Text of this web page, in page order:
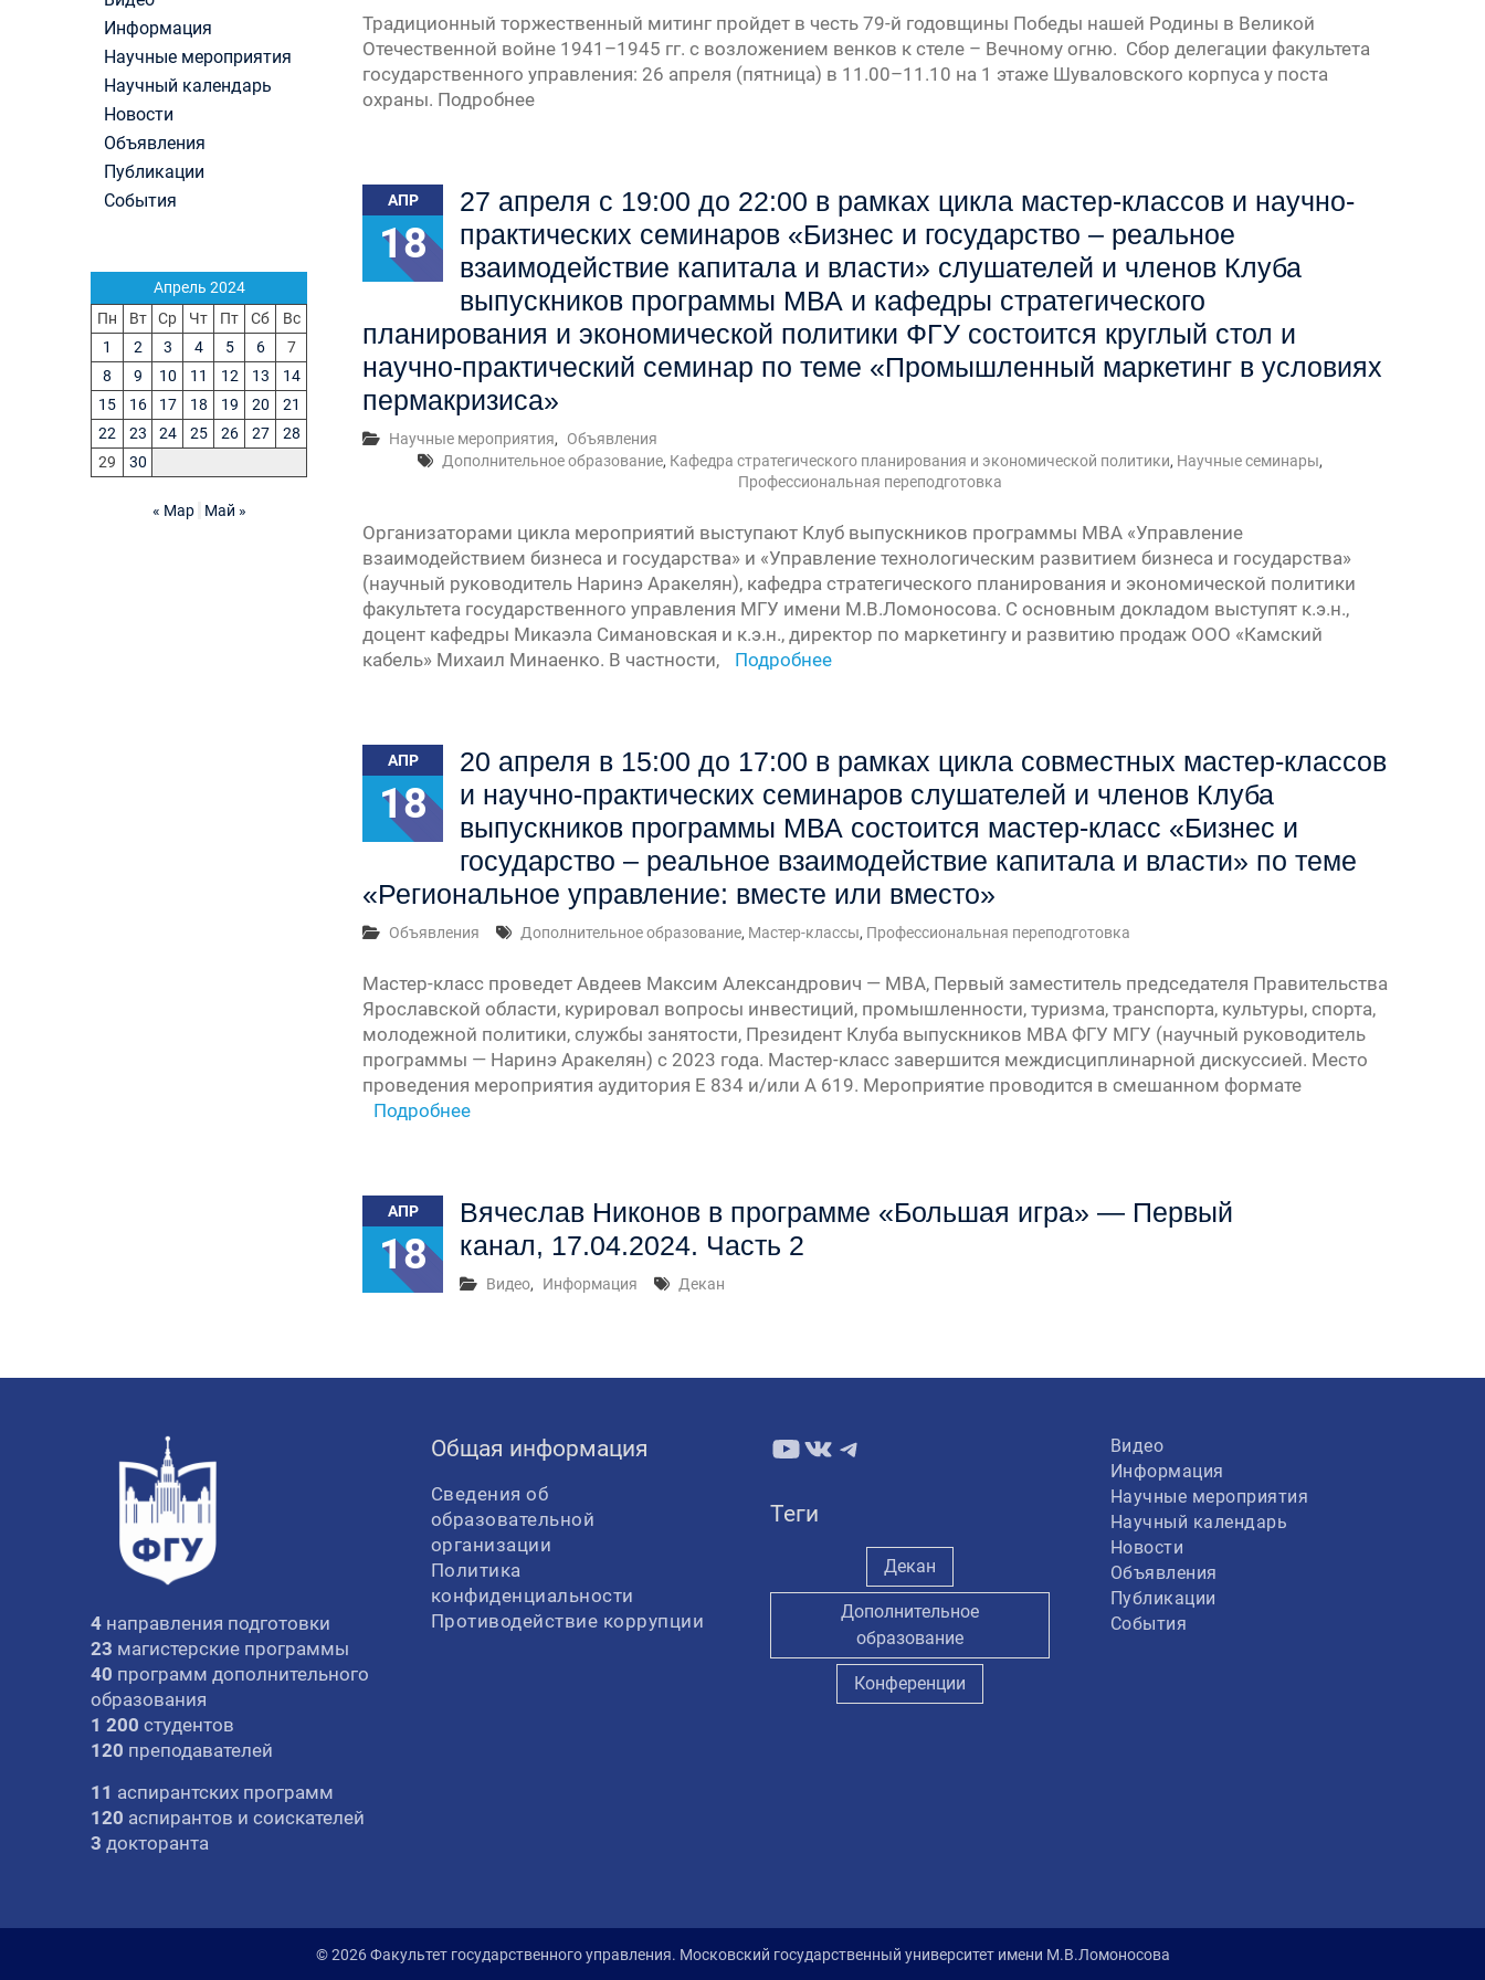
Первый канал, 27.07.2026. Часть 1-2
Конкурсные списки лиц, прошедших
вступительные испытания в МГУ имени
М.В.Ломоносова в 2026 году по каждому конкурсу
(ранжированные списки поступающих)
Первый канал, 24.07.2026. Часть 1-2
Вниманию абитуриентов бакалавриата! Открыта
онлайн-запись на заключение договора на
Вячеслав Никонов в программе «Большая игра»
— Первый канал, 05.08.2026. Часть 1-3
Традиционный торжественный митинг пройдет в честь 79-й годовщины Победы нашей Родины в Великой
Отечественной войне 1941–1945 гг. с возложением венков к стеле – Вечному огню. Сбор делегации факультета
государственного управления: 26 апреля (пятница) в 11.00–11.10 на 1 этаже Шуваловского корпуса у поста
охраны. Подробнее
АПР
18
27 апреля с 19:00 до 22:00 в рамках цикла мастер-классов и научно-
практических семинаров «Бизнес и государство – реальное
взаимодействие капитала и власти» слушателей и членов Клуба
выпускников программы МВА и кафедры стратегического
планирования и экономической политики ФГУ состоится круглый стол и
научно-практический семинар по теме «Промышленный маркетинг в условиях
пермакризиса»
Научные мероприятия,
Объявления
Дополнительное образование, Кафедра стратегического планирования и экономической политики, Научные семинары,
Профессиональная переподготовка
Организаторами цикла мероприятий выступают Клуб выпускников программы МВА «Управление
взаимодействием бизнеса и государства» и «Управление технологическим развитием бизнеса и государства»
(научный руководитель Наринэ Аракелян), кафедра стратегического планирования и экономической политики
факультета государственного управления МГУ имени М.В.Ломоносова. С основным докладом выступят к.э.н.,
доцент кафедры Микаэла Симановская и к.э.н., директор по маркетингу и развитию продаж ООО «Камский
кабель» Михаил Минаенко. В частности,
Подробнее
АПР
18
20 апреля в 15:00 до 17:00 в рамках цикла совместных мастер-классов
и научно-практических семинаров слушателей и членов Клуба
выпускников программы МВА состоится мастер-класс «Бизнес и
государство – реальное взаимодействие капитала и власти» по теме
«Региональное управление: вместе или вместо»
Объявления Дополнительное образование, Мастер-классы, Профессиональная переподготовка
Мастер-класс проведет Авдеев Максим Александрович — MBA, Первый заместитель председателя Правительства
Ярославской области, курировал вопросы инвестиций, промышленности, туризма, транспорта, культуры, спорта,
молодежной политики, службы занятости, Президент Клуба выпускников МВА ФГУ МГУ (научный руководитель
программы — Наринэ Аракелян) с 2023 года. Мастер-класс завершится междисциплинарной дискуссией. Место
проведения мероприятия аудитория E 834 и/или А 619. Мероприятие проводится в смешанном формате
Подробнее
АПР
18
Вячеслав Никонов в программе «Большая игра» — Первый
канал, 17.04.2024. Часть 2
Видео, Информация Декан
Информация
Научные мероприятия
Научный календарь
Новости
Объявления
Публикации
События
Апрель 2024
Пн
Вт Ср Чт Пт Сб
Вс
1
2 3 4 5 6
7
8
9 10 11 12 13
14
15
16 17 18 19 20
21
22
23 24 25 26 27
28
29
30
« Мар Май »
4 направления подготовки
23 магистерские программы
40 программ дополнительного
образования
1 200 студентов
120 преподавателей
11 аспирантских программ
120 аспирантов и соискателей
3 докторанта
Общая информация
Сведения об
образовательной
организации
Политика
конфиденциальности
Противодействие коррупции
YouTube
ВКонтакте
Telegram
Теги
Декан
Дополнительное
образование
Конференции
Видео
Информация
Научные мероприятия
Научный календарь
Новости
Объявления
Публикации
События
© 2026 Факультет государственного управления. Московский государственный университет имени М.В.Ломоносова